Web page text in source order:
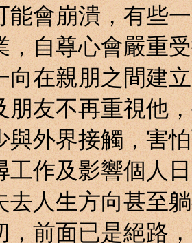
能會崩潰，有些
，自尊心會嚴重
向在親朋之間建
朋友不再重視他
與外界接觸，害
工作及影響個人
去人生方向甚至
，前面已是絕路